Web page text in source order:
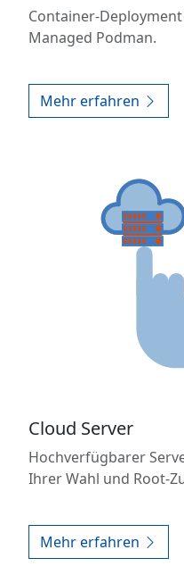
Container-
Managed Podman.
Mehr erfahren
Cloud Server
Hochverfügbarer
Ihrer Wahl und Root-
Mehr erfahren